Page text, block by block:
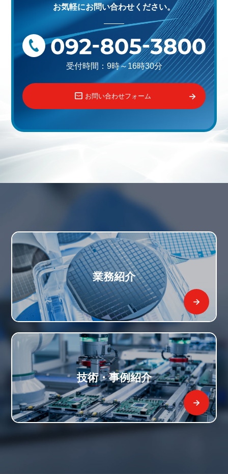
お気軽にお問い合わせください。
受付時間：9時～16時30分
お問い合わせフォーム
業務紹介
技術・事例紹介